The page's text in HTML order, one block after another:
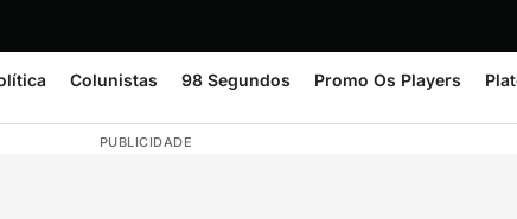
Colunistas 98 Segundos Promo Os Players
PUBLICIDADE